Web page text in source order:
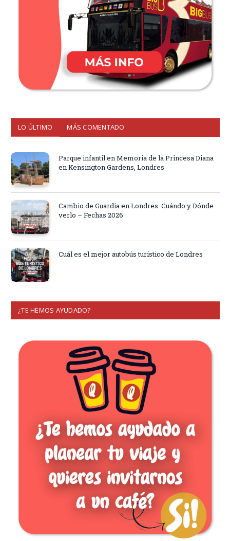
LO ÚLTIMO MÁS COMENTADO
Parque infantil en Memoria de la Princesa Diana
en Kensington Gardens, Londres
Cambio de Guardia en Londres: Cuándo y Dónde
verlo – Fechas 2026
Cuál es el mejor autobús turístico de Londres
¿TE HEMOS AYUDADO?